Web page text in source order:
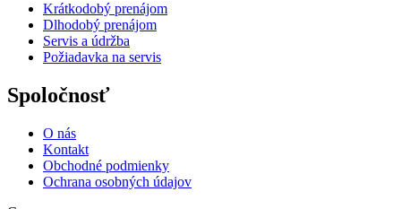
Krátkodobý prenájom
Dlhodobý prenájom
Servis a údržba
Požiadavka na servis
Spoločnosť
O nás
Kontakt
Obchodné podmienky
Ochrana osobných údajov